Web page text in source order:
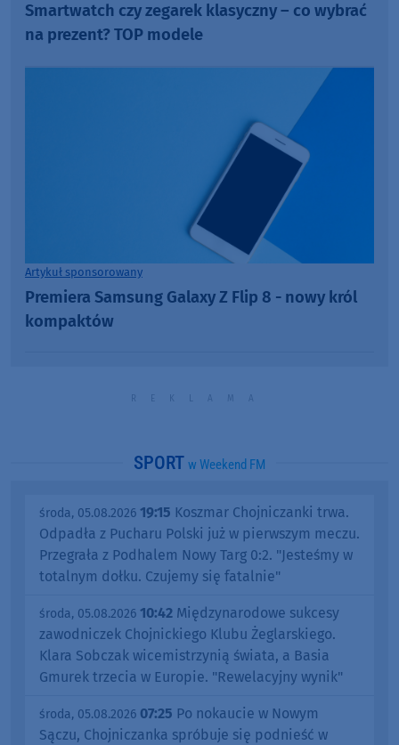
Smartwatch czy zegarek klasyczny – co wybrać
na prezent? TOP modele
Artykuł sponsorowany
Premiera Samsung Galaxy Z Flip 8 - nowy król
kompaktów
SPORT w Weekend FM
środa, 05.08.2026 19:15 Koszmar Chojniczanki trwa.
Odpadła z Pucharu Polski już w pierwszym meczu.
Przegrała z Podhalem Nowy Targ 0:2. "Jesteśmy w
totalnym dołku. Czujemy się fatalnie"
środa, 05.08.2026 10:42 Międzynarodowe sukcesy
zawodniczek Chojnickiego Klubu Żeglarskiego.
Klara Sobczak wicemistrzynią świata, a Basia
Gmurek trzecia w Europie. "Rewelacyjny wynik"
środa, 05.08.2026 07:25 Po nokaucie w Nowym
Sączu, Chojniczanka spróbuje się podnieść w